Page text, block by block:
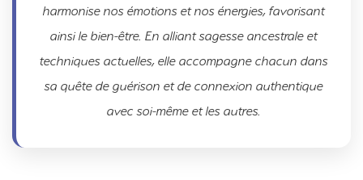
harmonise nos émotions et nos énergies, favorisant
ainsi le bien-être. En alliant sagesse ancestrale et
techniques actuelles, elle accompagne chacun dans
sa quête de guérison et de connexion authentique
avec soi-même et les autres.